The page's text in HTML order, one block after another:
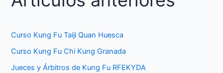
Curso Kung Fu Taiji Quan Huesca
Curso Kung Fu Chi Kung Granada
Jueces y Árbitros de Kung Fu RFEKYDA